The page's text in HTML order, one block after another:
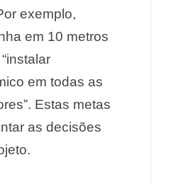
exemplo,
em 10 metros
em todas as
Estas metas
as decisões